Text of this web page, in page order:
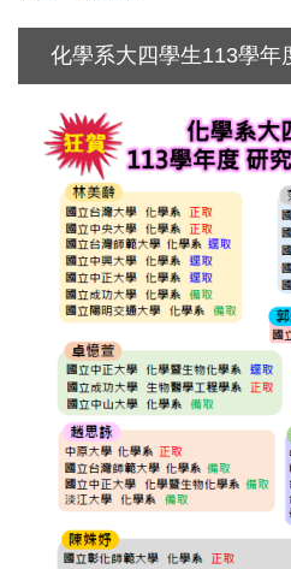
化學系大四學生113學年